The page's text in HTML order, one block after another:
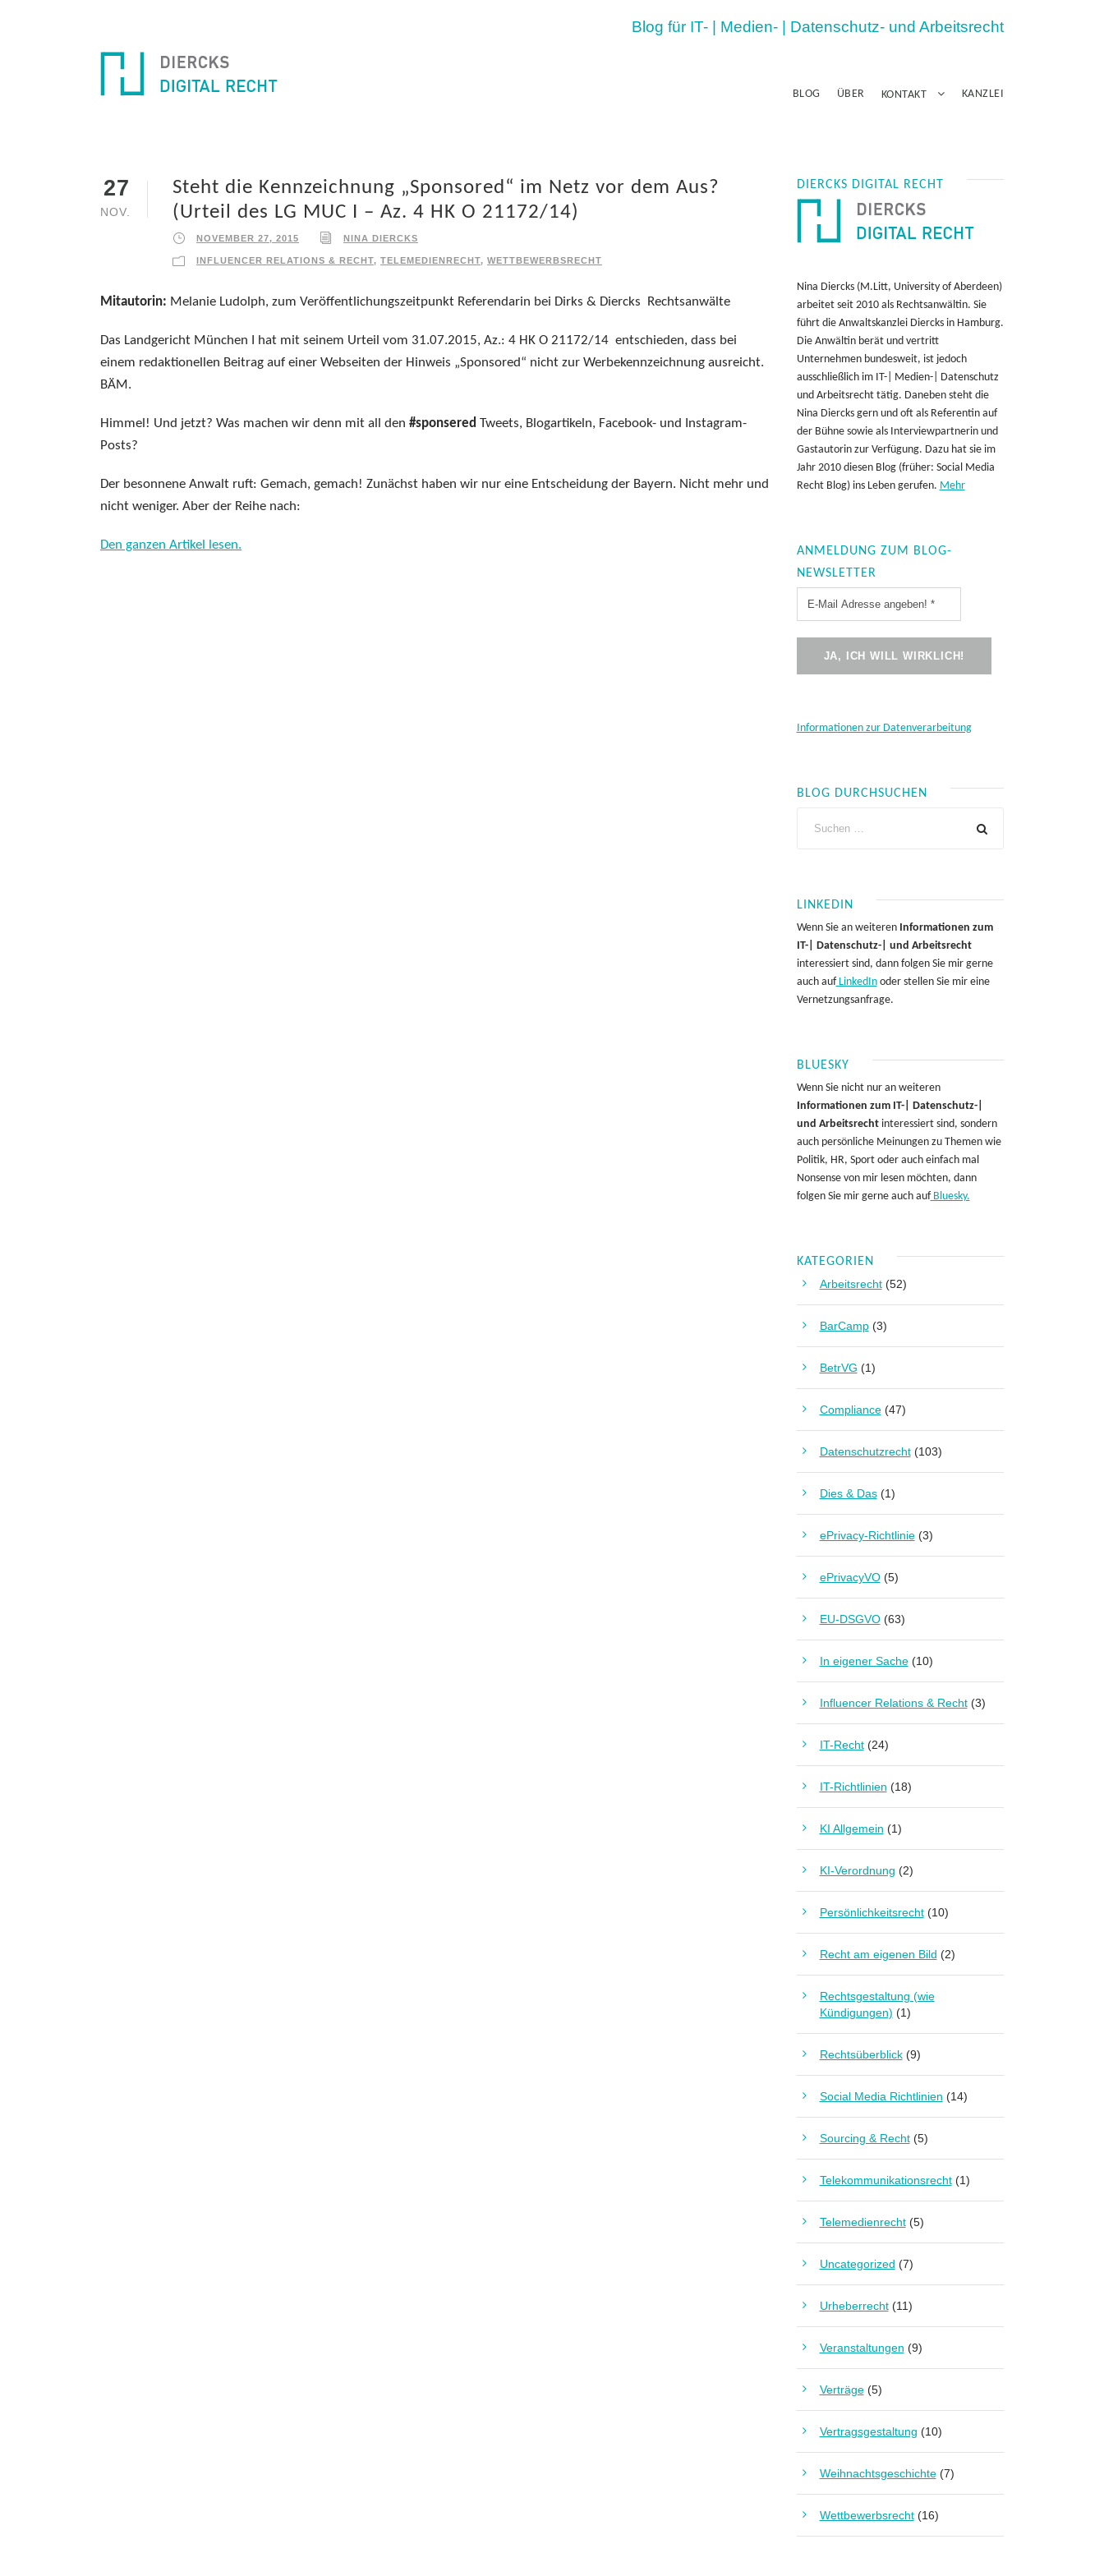
Blog für IT- | Medien- | Datenschutz- und Arbeitsrecht
BLOG ÜBER KONTAKT KANZLEI
27
NOV.
Steht die Kennzeichnung „Sponsored“ im Netz vor dem Aus?
(Urteil des LG MUC I – Az. 4 HK O 21172/14)
NOVEMBER 27, 2015 NINA DIERCKS
INFLUENCER RELATIONS & RECHT, TELEMEDIENRECHT, WETTBEWERBSRECHT
Mitautorin: Melanie Ludolph, zum Veröffentlichungszeitpunkt Referendarin bei Dirks & Diercks Rechtsanwälte
Das Landgericht München I hat mit seinem Urteil vom 31.07.2015, Az.: 4 HK O 21172/14 entschieden, dass bei
einem redaktionellen Beitrag auf einer Webseiten der Hinweis „Sponsored“ nicht zur Werbekennzeichnung ausreicht.
BÄM.
Himmel! Und jetzt? Was machen wir denn mit all den #sponsered Tweets, Blogartikeln, Facebook- und Instagram-
Posts?
Der besonnene Anwalt ruft: Gemach, gemach! Zunächst haben wir nur eine Entscheidung der Bayern. Nicht mehr und
nicht weniger. Aber der Reihe nach:
Den ganzen Artikel lesen.
DIERCKS DIGITAL RECHT
Nina Diercks (M.Litt, University of Aberdeen)
arbeitet seit 2010 als Rechtsanwältin. Sie
führt die Anwaltskanzlei Diercks in Hamburg.
Die Anwältin berät und vertritt
Unternehmen bundesweit, ist jedoch
ausschließlich im IT-| Medien-| Datenschutz
und Arbeitsrecht tätig. Daneben steht die
Nina Diercks gern und oft als Referentin auf
der Bühne sowie als Interviewpartnerin und
Gastautorin zur Verfügung. Dazu hat sie im
Jahr 2010 diesen Blog (früher: Social Media
Recht Blog) ins Leben gerufen. Mehr
ANMELDUNG ZUM BLOG-
NEWSLETTER
Informationen zur Datenverarbeitung
BLOG DURCHSUCHEN
LINKEDIN
Wenn Sie an weiteren Informationen zum
IT-| Datenschutz-| und Arbeitsrecht
interessiert sind, dann folgen Sie mir gerne
auch aufLinkedInoder stellen Sie mir eine
Vernetzungsanfrage.
BLUESKY
Wenn Sie nicht nur an weiteren
Informationen zum IT-| Datenschutz-|
und Arbeitsrechtinteressiert sind, sondern
auch persönliche Meinungen zu Themen wie
Politik, HR, Sport oder auch einfach mal
Nonsense von mir lesen möchten, dann
folgen Sie mir gerne auch aufBluesky.
KATEGORIEN
Arbeitsrecht(52)
BarCamp(3)
BetrVG (1)
Compliance(47)
Datenschutzrecht(103)
Dies & Das(1)
ePrivacy-Richtlinie(3)
ePrivacyVO(5)
EU-DSGVO(63)
In eigener Sache(10)
Influencer Relations & Recht(3)
IT-Recht(24)
IT-Richtlinien (18)
KI Allgemein (1)
KI-Verordnung (2)
Persönlichkeitsrecht(10)
Recht am eigenen Bild (2)
Rechtsgestaltung (wie
Kündigungen) (1)
Rechtsüberblick(9)
Social Media Richtlinien (14)
Sourcing & Recht(5)
Telekommunikationsrecht(1)
Telemedienrecht(5)
Uncategorized (7)
Urheberrecht(11)
Veranstaltungen (9)
Verträge(5)
Vertragsgestaltung (10)
Weihnachtsgeschichte(7)
Wettbewerbsrecht(16)